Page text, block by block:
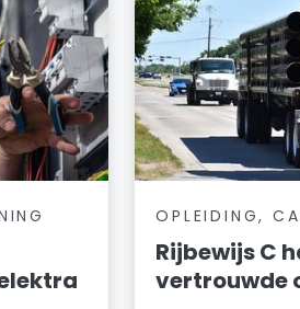
OPLEIDING,
Rijbewijs C
vertrouwde